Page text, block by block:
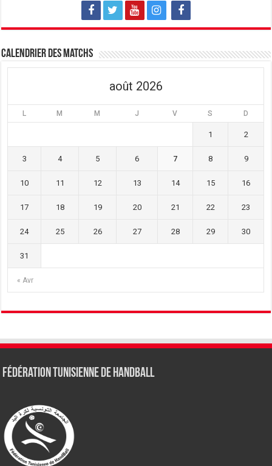
Calendrier des matchs
août 2026
L M M J V S D
« Avr
1 2
3 4 5 6 7 8 9
10 11 12 13 14 15 16
17 18 19 20 21 22 23
24 25 26 27 28 29 30
31
Fédération tunisienne de Handball